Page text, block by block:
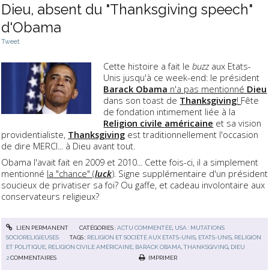
Dieu, absent du "Thanksgiving speech"
d'Obama
Tweet
Cette histoire a fait lebuzzaux Etats-
Unis jusqu'à ce week-end: le président
Barack Obama n'a pas mentionné Dieu
dans son toast de Thanksgiving! Fête
de fondation intimement liée à la
Religion civile américaine et sa vision
providentialiste, Thanksgiving est traditionnellement l'occasion
de dire MERCI... à Dieu avant tout.
Obama l'avait fait en 2009 et 2010... Cette fois-ci, il a simplement
mentionné la "chance" (luck). Signe supplémentaire d'un président
soucieux de privatiser sa foi? Ou gaffe, et cadeau involontaire aux
conservateurs religieux?
LIEN PERMANENT CATÉGORIES :ACTU COMMENTÉE, USA : MUTATIONS
SOCIORELIGIEUSES
TAGS : RELIGION ET SOCIÉTÉ AUX ETATS-UNIS ETATS-UNIS RELIGION
ET POLITIQUE RELIGION CIVILE AMÉRICAINE BARACK OBAMA ,THANKSGIVING DIEU
2COMMENTAIRES IMPRIMER